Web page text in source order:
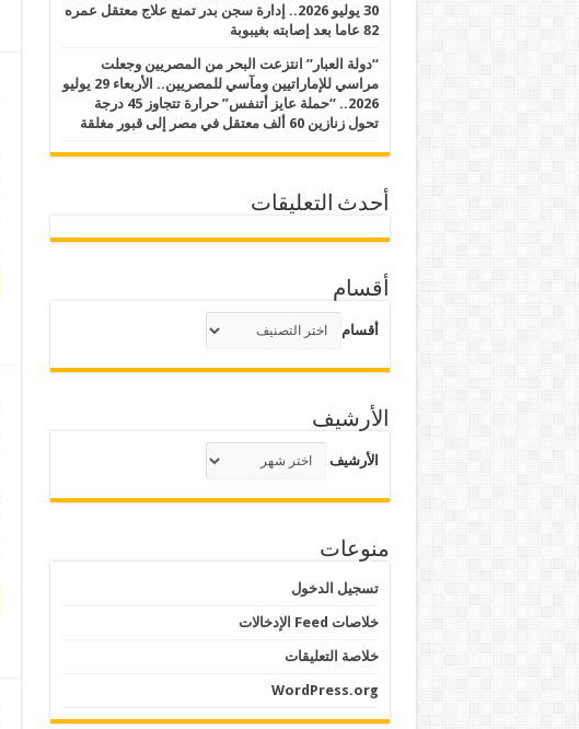
30 يوليو 2026.. إدارة سجن بدر تمنع علاج معتقل عمره
82 عاما بعد إصابته بغيبوبة
“دولة العبار” انتزعت البحر من المصريين وجعلت
مراسي للإماراتيين ومآسي للمصريين.. الأربعاء 29 يوليو
2026.. “حملة عايز أتنفس” حرارة تتجاوز 45 درجة
تحول زنازين 60 ألف معتقل في مصر إلى قبور مغلقة
أحدث التعليقات
أقسام
أقسام
الأرشيف
الأرشيف
منوعات
تسجيل الدخول
خلاصات Feed الإدخالات
خلاصة التعليقات
WordPress.org